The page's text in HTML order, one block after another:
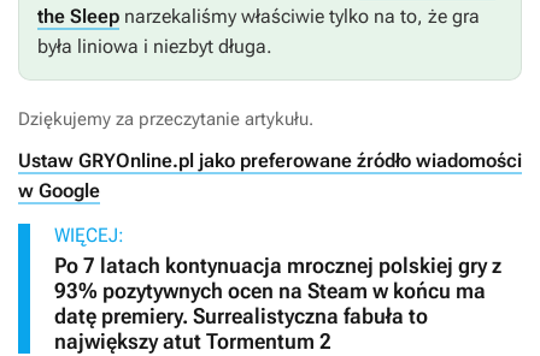
the Sleep narzekaliśmy właściwie tylko na to, że gra
była liniowa i niezbyt długa.
Dziękujemy za przeczytanie artykułu.
Ustaw GRYOnline.pl jako preferowane źródło wiadomości
w Google
WIĘCEJ:
Po 7 latach kontynuacja mrocznej polskiej gry z
93% pozytywnych ocen na Steam w końcu ma
datę premiery. Surrealistyczna fabuła to
największy atut Tormentum 2